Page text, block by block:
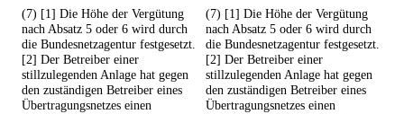
(7) [1] Die Höhe der Vergütung
nach Absatz 5 oder 6 wird durch
die Bundesnetzagentur festgesetzt.
[2] Der Betreiber einer
stillzulegenden Anlage hat gegen
den zuständigen Betreiber eines
Übertragungsnetzes einen
(7) [1] Die Höhe der Vergütung
nach Absatz 5 oder 6 wird durch
die Bundesnetzagentur festgesetzt.
[2] Der Betreiber einer
stillzulegenden Anlage hat gegen
den zuständigen Betreiber eines
Übertragungsnetzes einen